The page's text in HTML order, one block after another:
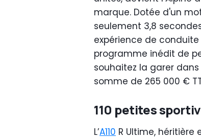
marque. Dotée d'un
seulement 3,8
expérience de
programme inédit de
souhaitez la garer
somme de 265 000 €
110 petites
L’A110 R Ultime,